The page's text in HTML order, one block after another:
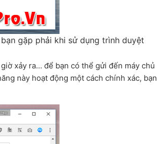
gặp phải khi sử dụng trình duyệt
xảy ra… để bạn có thể gửi đến máy chủ
này hoạt động một cách chính xác, bạn